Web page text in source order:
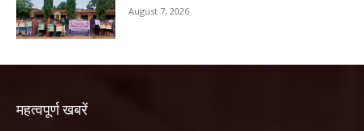
August 7, 2026
महत्वपूर्ण खबरें